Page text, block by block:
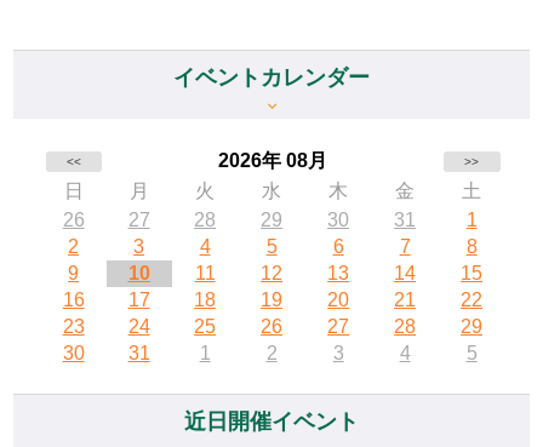
イベントカレンダー
<< 2026年 08月 >>
日 月 火 水 木 金
土
26
27 28 29 30 31
1
2
3 4 5 6 7
8
9
10 11 12 13 14
15
16
17 18 19 20 21
22
23
24 25 26 27 28
29
30
31 1 2 3 4 5
近日開催イベント